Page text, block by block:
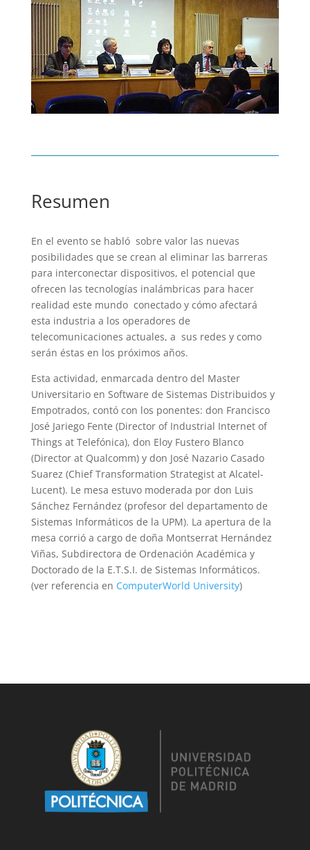
Resumen
En el evento se habló sobre valor las nuevas
posibilidades que se crean al eliminar las barreras
para interconectar dispositivos, el potencial que
ofrecen las tecnologías inalámbricas para hacer
realidad este mundo conectado y cómo afectará
esta industria a los operadores de
telecomunicaciones actuales, a sus redes y como
serán éstas en los próximos años.
Esta actividad, enmarcada dentro del Master
Universitario en Software de Sistemas Distribuidos y
Empotrados, contó con los ponentes: don Francisco
José Jariego Fente (Director of Industrial Internet of
Things at Telefónica), don Eloy Fustero Blanco
(Director at Qualcomm) y don José Nazario Casado
Suarez (Chief Transformation Strategist at Alcatel-
Lucent). Le mesa estuvo moderada por don Luis
Sánchez Fernández (profesor del departamento de
Sistemas Informáticos de la UPM). La apertura de la
mesa corrió a cargo de doña Montserrat Hernández
Viñas, Subdirectora de Ordenación Académica y
Doctorado de la E.T.S.I. de Sistemas Informáticos.
(ver referencia en ComputerWorld University)